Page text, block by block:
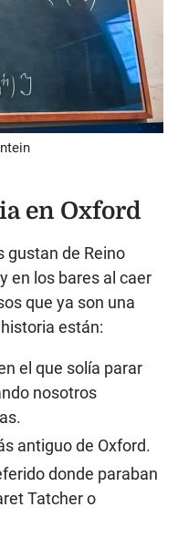
en Oxford
gustan de Reino
en los bares al caer
que ya son una
están:
el que solía parar
nosotros
antiguo de Oxford.
donde paraban
Tatcher o